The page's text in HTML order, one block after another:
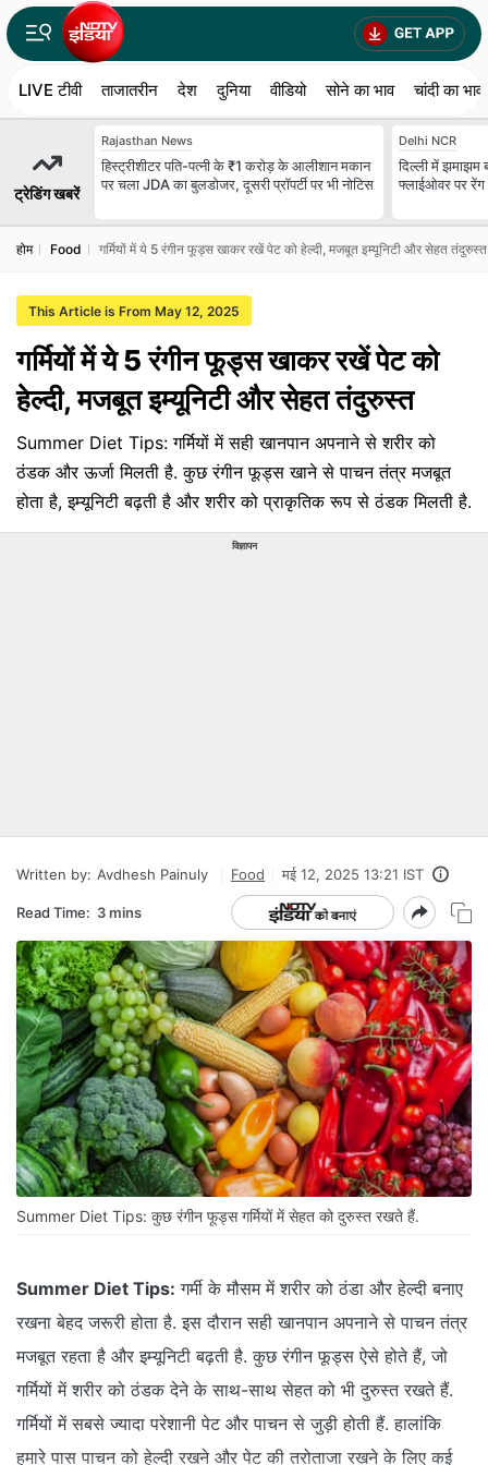
LIVE टीवी ताजातरीन देश दुनिया वीडियो सोने का भाव चांदी का भाव
ट्रेडिंग खबरें
Rajasthan News
हिस्ट्रीशीटर पति-पत्नी के ₹1 करोड़ के आलीशान मकान
पर चला JDA का बुलडोजर, दूसरी प्रॉपर्टी पर भी नोटिस
Delhi NCR
दिल्ली में झमाझम
फ्लाईओवर पर
होम Food गर्मियों में ये 5 रंगीन फूड्स खाकर रखें पेट को हेल्दी, मजबूत इम्यूनिटी और सेहत तंदुरुस्त
This Article is From May 12, 2025
गर्मियों में ये 5 रंगीन फूड्स खाकर रखें पेट को
हेल्दी, मजबूत इम्यूनिटी और सेहत तंदुरुस्त
Summer Diet Tips: गर्मियों में सही खानपान अपनाने से शरीर को
ठंडक और ऊर्जा मिलती है. कुछ रंगीन फूड्स खाने से पाचन तंत्र मजबूत
होता है, इम्यूनिटी बढ़ती है और शरीर को प्राकृतिक रूप से ठंडक मिलती है.
विज्ञापन
Written by: Avdhesh Painuly Food मई 12, 2025 13:21 IST
Read Time: 3 mins
Summer Diet Tips: कुछ रंगीन फूड्स गर्मियों में सेहत को दुरुस्त रखते हैं.
Summer Diet Tips: गर्मी के मौसम में शरीर को ठंडा और हेल्दी बनाए
रखना बेहद जरूरी होता है. इस दौरान सही खानपान अपनाने से पाचन तंत्र
मजबूत रहता है और इम्यूनिटी बढ़ती है. कुछ रंगीन फूड्स ऐसे होते हैं, जो
गर्मियों में शरीर को ठंडक देने के साथ-साथ सेहत को भी दुरुस्त रखते हैं.
गर्मियों में सबसे ज्यादा परेशानी पेट और पाचन से जुड़ी होती हैं. हालांकि
हमारे पास पाचन को हेल्दी रखने और पेट की तरोताजा रखने के लिए कई